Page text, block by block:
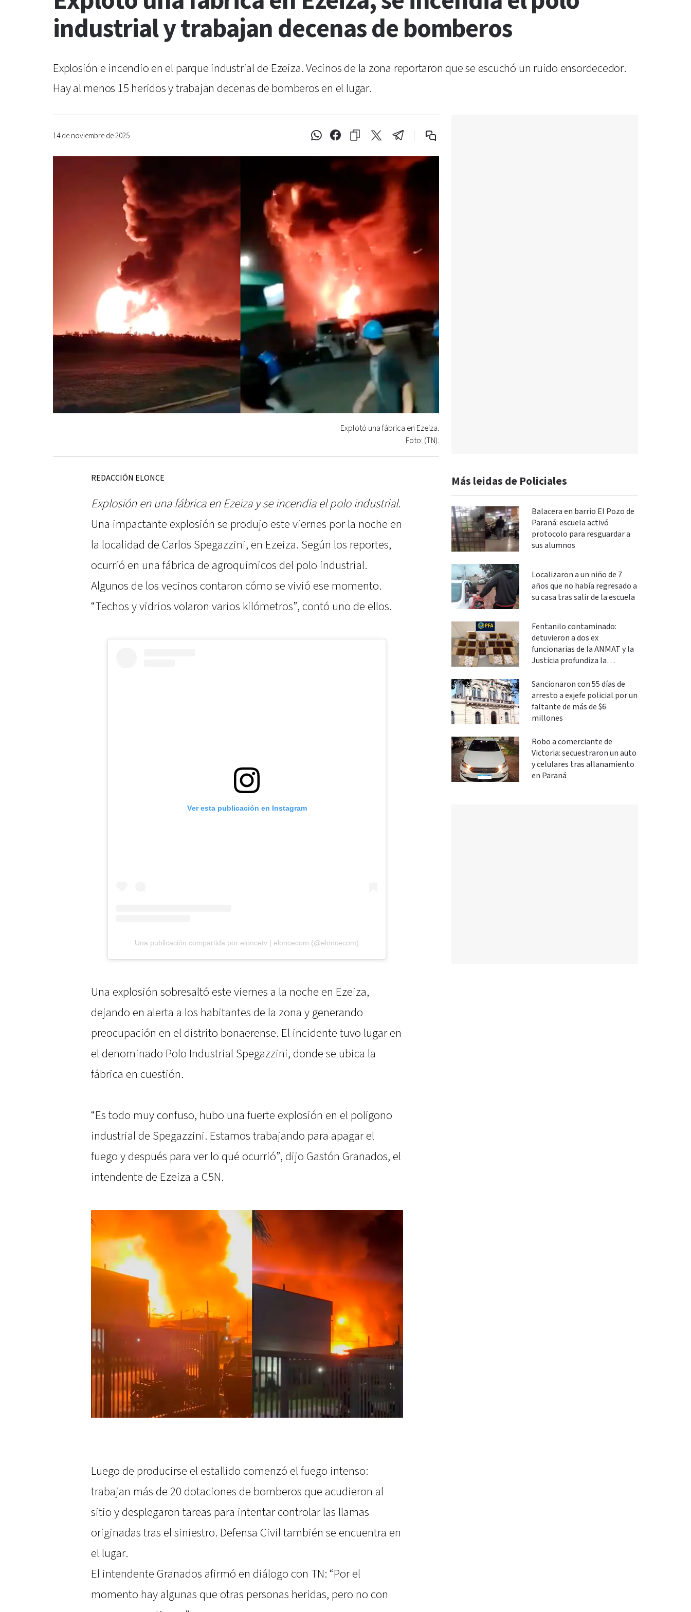
industrial y trabajan decenas de bomberos
Explosión e incendio en el parque industrial de Ezeiza. Vecinos de la zona reportaron que se escuchó un ruido ensordecedor.
Hay al menos 15 heridos y trabajan decenas de bomberos en el lugar.
14 de noviembre de 2025
Explotó una fábrica en Ezeiza.
Foto: (TN).
REDACCIÓN ELONCE
Explosión en una fábrica en Ezeiza y se incendia el polo industrial.
Una impactante explosión se produjo este viernes por la noche en
la localidad de Carlos Spegazzini, en Ezeiza. Según los reportes,
ocurrió en una fábrica de agroquímicos del polo industrial.
Algunos de los vecinos contaron cómo se vivió ese momento.
“Techos y vidrios volaron varios kilómetros”, contó uno de ellos.
Ver esta publicación en Instagram
Una publicación compartida por eloncetv | eloncecom (@eloncecom)
Una explosión sobresaltó este viernes a la noche en Ezeiza,
dejando en alerta a los habitantes de la zona y generando
preocupación en el distrito bonaerense. El incidente tuvo lugar en
el denominado Polo Industrial Spegazzini, donde se ubica la
fábrica en cuestión.
“Es todo muy confuso, hubo una fuerte explosión en el polígono
industrial de Spegazzini. Estamos trabajando para apagar el
fuego y después para ver lo qué ocurrió”, dijo Gastón Granados, el
intendente de Ezeiza a C5N.
Luego de producirse el estallido comenzó el fuego intenso:
trabajan más de 20 dotaciones de bomberos que acudieron al
sitio y desplegaron tareas para intentar controlar las llamas
originadas tras el siniestro. Defensa Civil también se encuentra en
el lugar.
El intendente Granados afirmó en diálogo con TN: “Por el
momento hay algunas que otras personas heridas, pero no con
Más leidas de Policiales
Balacera en barrio El Pozo de
Paraná: escuela activó
protocolo para resguardar a
sus alumnos
Localizaron a un niño de 7
años que no había regresado a
su casa tras salir de la escuela
Fentanilo contaminado:
detuvieron a dos ex
funcionarias de la ANMAT y la
Justicia profundiza la
Sancionaron con 55 días de
arresto a exjefe policial por un
faltante de más de $6
millones
Robo a comerciante de
Victoria: secuestraron un auto
y celulares tras allanamiento
en Paraná